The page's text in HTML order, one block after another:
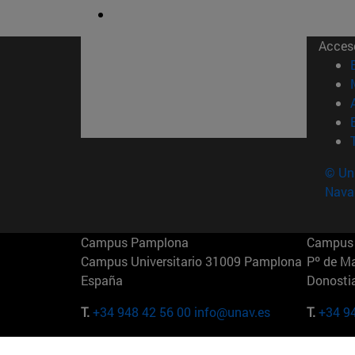
©
Campus Pamplona
Campus Universitario 31009 Pamplona
España
T.+34 948 42 56 00 info@unav.es
Pº de
T.+34